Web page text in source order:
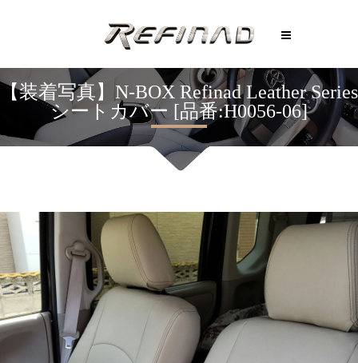
【装着写真】N-BOX Refinad Leather Series
シートカバー [品番:H0056-06]